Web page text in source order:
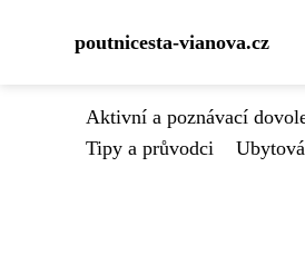
poutnicesta-vianova.cz
Aktivní a poznávací
Tipy a průvodci